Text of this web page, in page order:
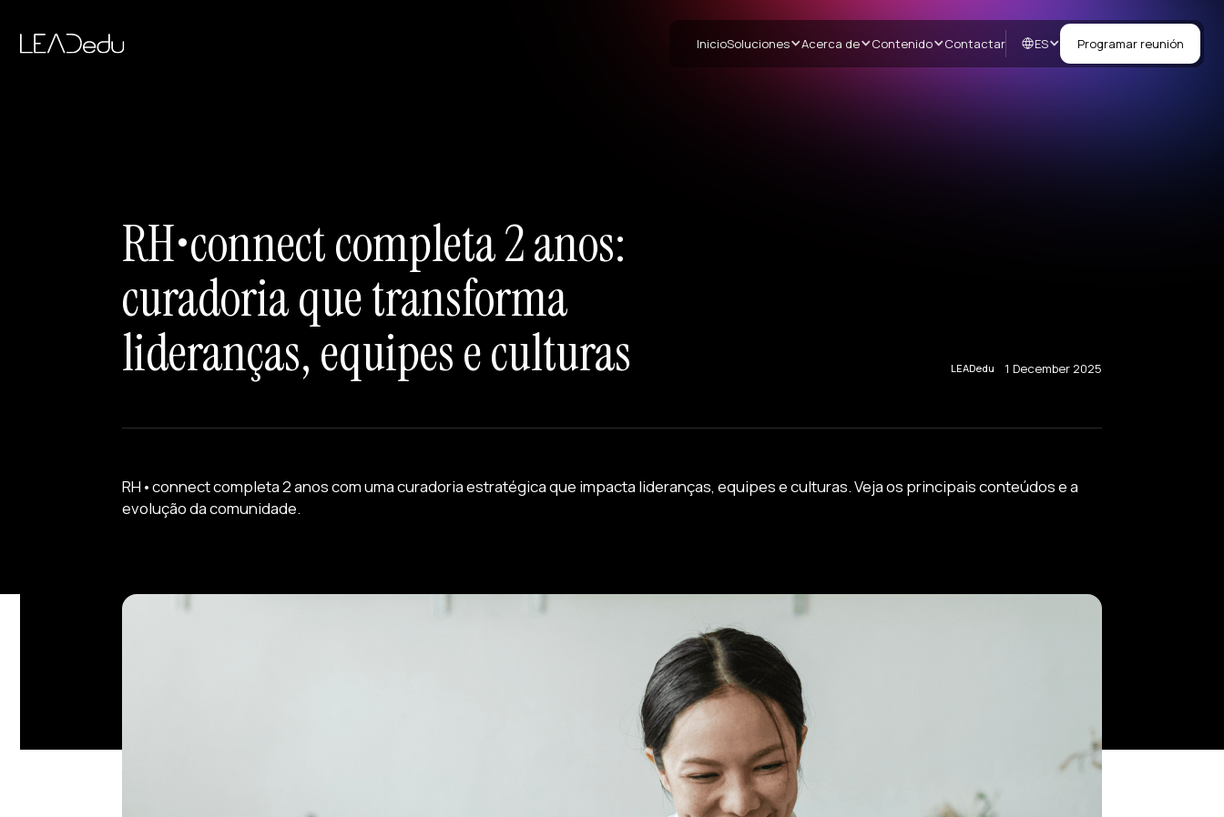
InicioSoluciones Acerca de Contenido Contactar ES Programar reunión
RH•connect completa 2 anos:
curadoria que transforma
lideranças, equipes e culturas
LEADedu 1 December 2025
RH•connect completa 2 anos com uma curadoria estratégica que impacta lideranças, equipes e culturas. Veja os principais conteúdos e a
evolução da comunidade.